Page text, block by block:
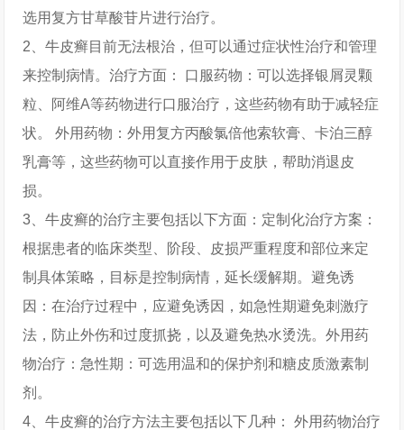
选用复方甘草酸苷片进行治疗。
2、牛皮癣目前无法根治，但可以通过症状性治疗和管理
来控制病情。治疗方面： 口服药物：可以选择银屑灵颗
粒、阿维A等药物进行口服治疗，这些药物有助于减轻症
状。 外用药物：外用复方丙酸氯倍他索软膏、卡泊三醇
乳膏等，这些药物可以直接作用于皮肤，帮助消退皮
损。
3、牛皮癣的治疗主要包括以下方面：定制化治疗方案：
根据患者的临床类型、阶段、皮损严重程度和部位来定
制具体策略，目标是控制病情，延长缓解期。避免诱
因：在治疗过程中，应避免诱因，如急性期避免刺激疗
法，防止外伤和过度抓挠，以及避免热水烫洗。外用药
物治疗：急性期：可选用温和的保护剂和糖皮质激素制
剂。
4、牛皮癣的治疗方法主要包括以下几种： 外用药物治疗